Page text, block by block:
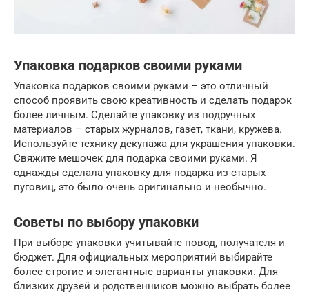
Упаковка подарков своими руками
Упаковка подарков своими руками – это отличный
способ проявить свою креативность и сделать подарок
более личным. Сделайте упаковку из подручных
материалов – старых журналов, газет, ткани, кружева.
Используйте технику декупажа для украшения упаковки.
Свяжите мешочек для подарка своими руками. Я
однажды сделала упаковку для подарка из старых
пуговиц, это было очень оригинально и необычно.
Советы по выбору упаковки
При выборе упаковки учитывайте повод, получателя и
бюджет. Для официальных мероприятий выбирайте
более строгие и элегантные варианты упаковки. Для
близких друзей и родственников можно выбрать более